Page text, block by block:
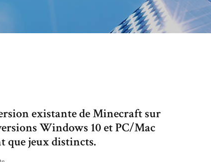
existante de Minecraft sur
Windows 10 et PC/Mac
que jeux distincts.